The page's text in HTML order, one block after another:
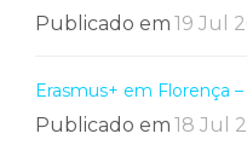
Publicado em 19 Jul
Erasmus+ em Florença
Publicado em 18 Jul